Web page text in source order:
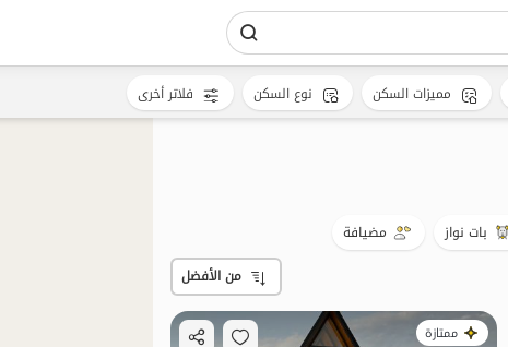
بات نواز مضيافة
من الأفضل
ممتازة
مميزات السكن نوع السكن فلاتر أخرى